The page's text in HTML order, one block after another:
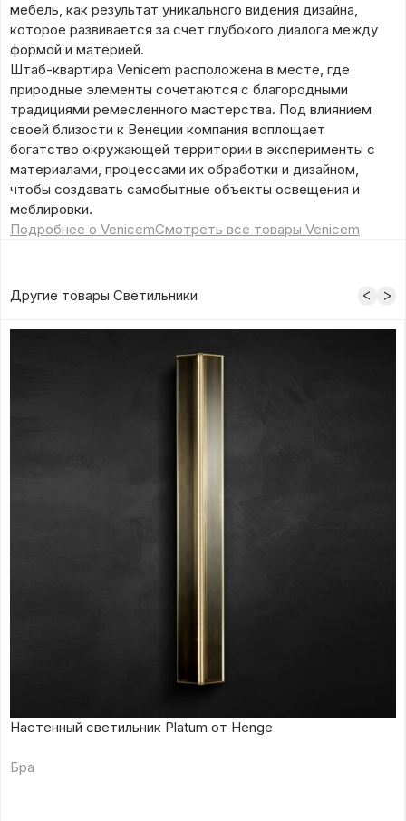
мебель, как результат уникального видения дизайна,
которое развивается за счет глубокого диалога между
формой и материей.
Штаб-квартира Venicem расположена в месте, где
природные элементы сочетаются с благородными
традициями ремесленного мастерства. Под влиянием
своей близости к Венеции компания воплощает
богатство окружающей территории в эксперименты с
материалами, процессами их обработки и дизайном,
чтобы создавать самобытные объекты освещения и
меблировки.
Подробнее о VenicemСмотреть все товары Venicem
Другие товары Светильники
Настенный светильник Platum от Henge
Бра